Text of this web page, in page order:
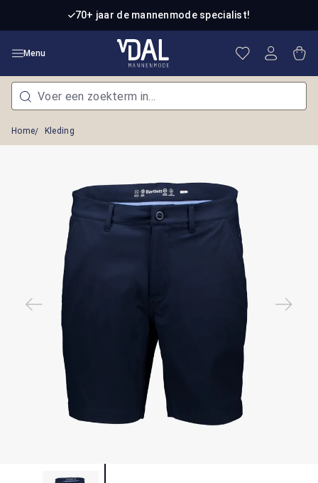
Ga naar de hoofdinhoud70+ jaar de mannenmode specialist!
Menu Je hebt 0
Home Kleding